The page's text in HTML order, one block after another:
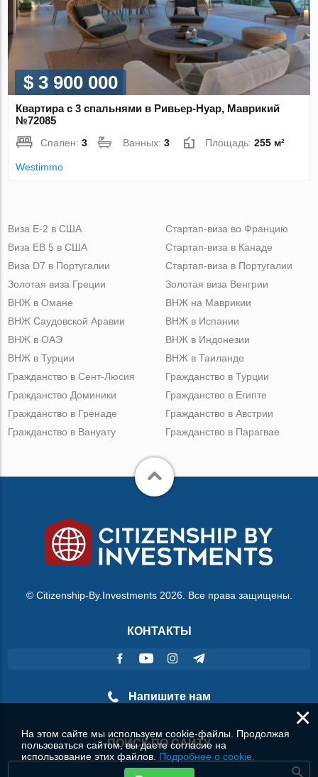
$ 3 900 000
Квартира с 3 спальнями в Ривьер-Нуар, Маврикий
№72085
Спален:3 Ванных:3 Площадь:255 м²
Westimmo
Виза Е-2 в США
Виза ЕВ 5 в США
Виза D7 в Португалии
Золотая виза Греции
Стартап-виза во Францию
Стартап-виза в Канаде
Стартап-виза в Португалии
Золотая виза Венгрии
ВНЖ в Омане
ВНЖ Саудовской Аравии
ВНЖ в ОАЭ
ВНЖ в Турции
ВНЖ на Маврикии
ВНЖ в Испании
ВНЖ в Индонезии
ВНЖ в Таиланде
Гражданство в Сент-Люсия
Гражданство Доминики
Гражданство в Гренаде
Гражданство в Вануату
Гражданство в Турции
Гражданство в Египте
Гражданство в Австрии
Гражданство в Парагвае
© Citizenship-By.Investments 2026. Все права защищены.
КОНТАКТЫ
Напишите нам
ПОИСК ПО САЙТУ
×
На этом сайте мы используем cookie-файлы. Продолжая
пользоваться сайтом, вы даете согласие на
использование этих файлов. Подробнее о cookie.